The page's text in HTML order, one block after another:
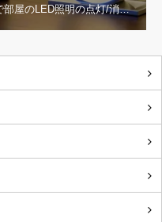
部屋のLED照明の点灯/消…